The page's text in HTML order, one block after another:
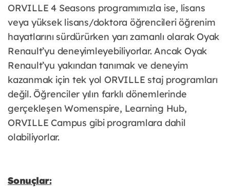
ORVILLE 4 Seasons programımızla ise, lisans
veya yüksek lisans/doktora öğrencileri öğrenim
hayatlarını sürdürürken yarı zamanlı olarak Oyak
Renault’yu deneyimleyebiliyorlar. Ancak Oyak
Renault’yu yakından tanımak ve deneyim
kazanmak için tek yol ORVILLE staj programları
değil. Öğrenciler yılın farklı dönemlerinde
gerçekleşen Womenspire, Learning Hub,
ORVILLE Campus gibi programlara dahil
olabiliyorlar.
Sonuçlar: